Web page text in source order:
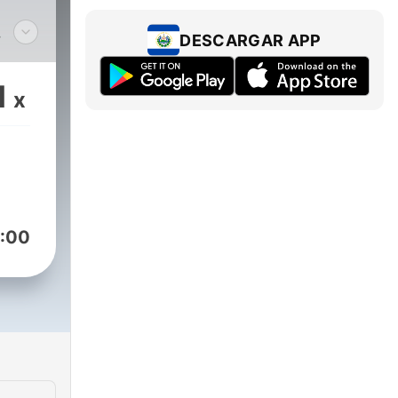
o
x
DESCARGAR APP